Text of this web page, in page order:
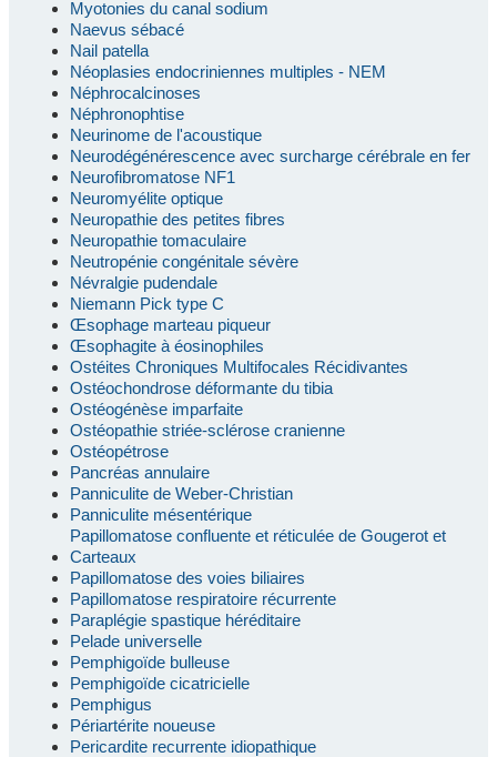
Myotonies du canal sodium
Naevus sébacé
Nail patella
Néoplasies endocriniennes multiples - NEM
Néphrocalcinoses
Néphronophtise
Neurinome de l'acoustique
Neurodégénérescence avec surcharge cérébrale en fer
Neurofibromatose NF1
Neuromyélite optique
Neuropathie des petites fibres
Neuropathie tomaculaire
Neutropénie congénitale sévère
Névralgie pudendale
Niemann Pick type C
Œsophage marteau piqueur
Œsophagite à éosinophiles
Ostéites Chroniques Multifocales Récidivantes
Ostéochondrose déformante du tibia
Ostéogénèse imparfaite
Ostéopathie striée-sclérose cranienne
Ostéopétrose
Pancréas annulaire
Panniculite de Weber-Christian
Panniculite mésentérique
Papillomatose confluente et réticulée de Gougerot et
Carteaux
Papillomatose des voies biliaires
Papillomatose respiratoire récurrente
Paraplégie spastique héréditaire
Pelade universelle
Pemphigoïde bulleuse
Pemphigoïde cicatricielle
Pemphigus
Périartérite noueuse
Pericardite recurrente idiopathique